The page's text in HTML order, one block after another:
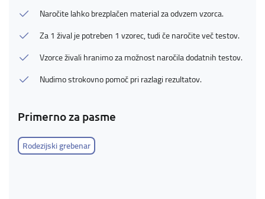
Naročite lahko brezplačen material za odvzem vzorca.
Za 1 žival je potreben 1 vzorec, tudi če naročite več testov.
Vzorce živali hranimo za možnost naročila dodatnih testov.
Nudimo strokovno pomoč pri razlagi rezultatov.
Primerno za pasme
Rodezijski grebenar